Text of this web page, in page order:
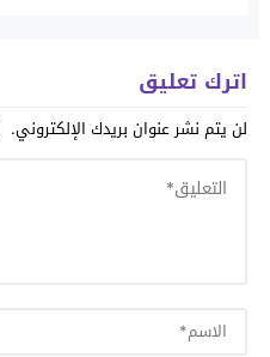
اترك تعليق
لن يتم نشر عنوان بريدك الإلكتروني.